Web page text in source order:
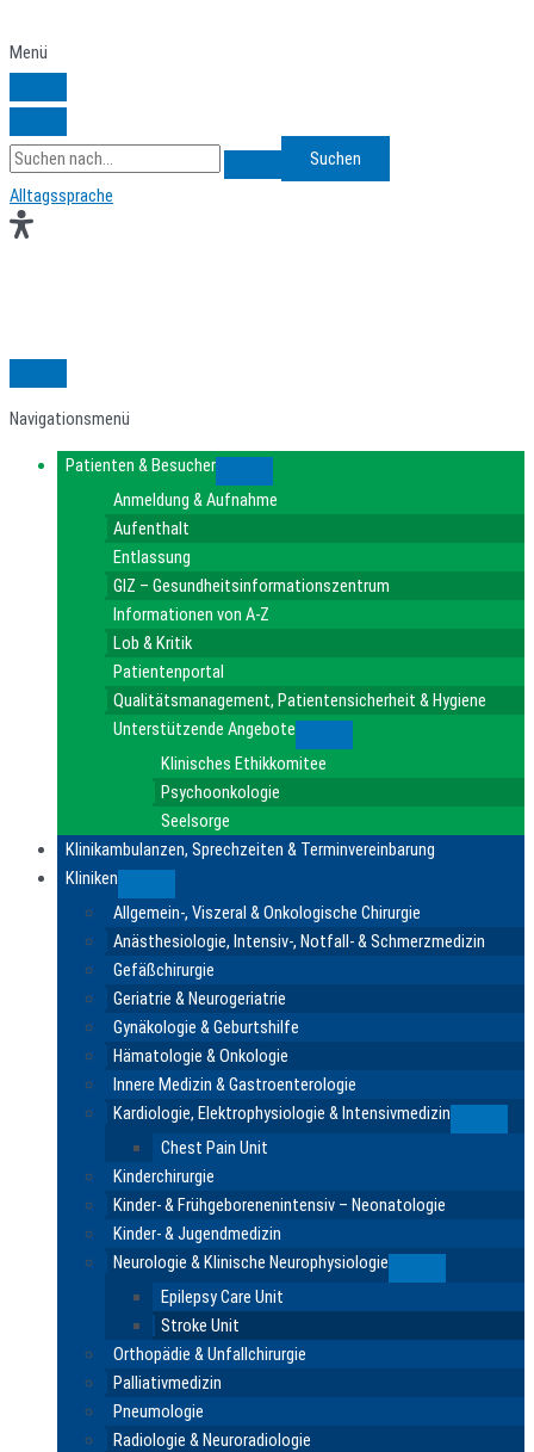
Inhalt
springen
Menü
Search
for:
Alltagssprache
Navigationsmenü
Patienten & Besucher
Anmeldung & Aufnahme
Aufenthalt
Entlassung
GIZ – Gesundheitsinformationszentrum
Informationen von A-Z
Lob & Kritik
Patientenportal
Qualitätsmanagement, Patientensicherheit & Hygiene
Unterstützende Angebote
Klinisches Ethikkomitee
Psychoonkologie
Seelsorge
Klinikambulanzen, Sprechzeiten & Terminvereinbarung
Kliniken
Allgemein-, Viszeral & Onkologische Chirurgie
Anästhesiologie, Intensiv-, Notfall- & Schmerzmedizin
Gefäßchirurgie
Geriatrie & Neurogeriatrie
Gynäkologie & Geburtshilfe
Hämatologie & Onkologie
Innere Medizin & Gastroenterologie
Kardiologie, Elektrophysiologie & Intensivmedizin
Chest Pain Unit
Kinderchirurgie
Kinder- & Frühgeborenenintensiv – Neonatologie
Kinder- & Jugendmedizin
Neurologie & Klinische Neurophysiologie
Epilepsy Care Unit
Stroke Unit
Orthopädie & Unfallchirurgie
Palliativmedizin
Pneumologie
Radiologie & Neuroradiologie